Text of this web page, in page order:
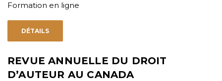
Formation en ligne
DÉTAILS
REVUE ANNUELLE DU DROIT
D’AUTEUR AU CANADA